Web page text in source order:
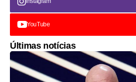
YouTube
Últimas notícias